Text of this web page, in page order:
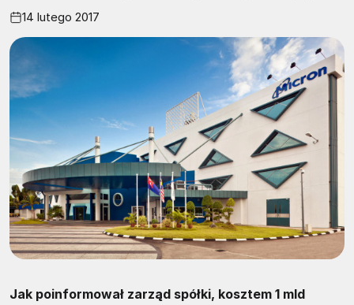
14 lutego 2017
Jak poinformował zarząd spółki, kosztem 1 mld